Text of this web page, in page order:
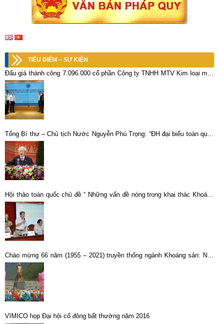
TIÊU ĐIỂM – SỰ KIỆN
Đấu giá thành công 7.096.000 cổ phần Công ty TNHH MTV Kim loại màu
Thái Nguyên
Tổng Bí thư – Chủ tịch Nước Nguyễn Phú Trọng: “ĐH đại biểu toàn quốc
lần thứ XIII của Đảng ta đã thành công rất tốt đẹp”
Hội thảo toàn quốc chủ đề “ Những vấn đề nóng trong khai thác Khoáng
sản ở Việt Nam hiện nay, giải pháp khắc phục”
Chào mừng 66 năm (1955 – 2021) truyền thống ngành Khoáng sản: Nêu
cao truyền thống, VIMICO vượt khó đi lên
VIMICO họp Đại hội cổ đông bất thường năm 2016